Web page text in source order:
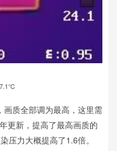
画质全部调为最高，这里需
更新，提高了最高画质的
压力大概提高了1.6倍。